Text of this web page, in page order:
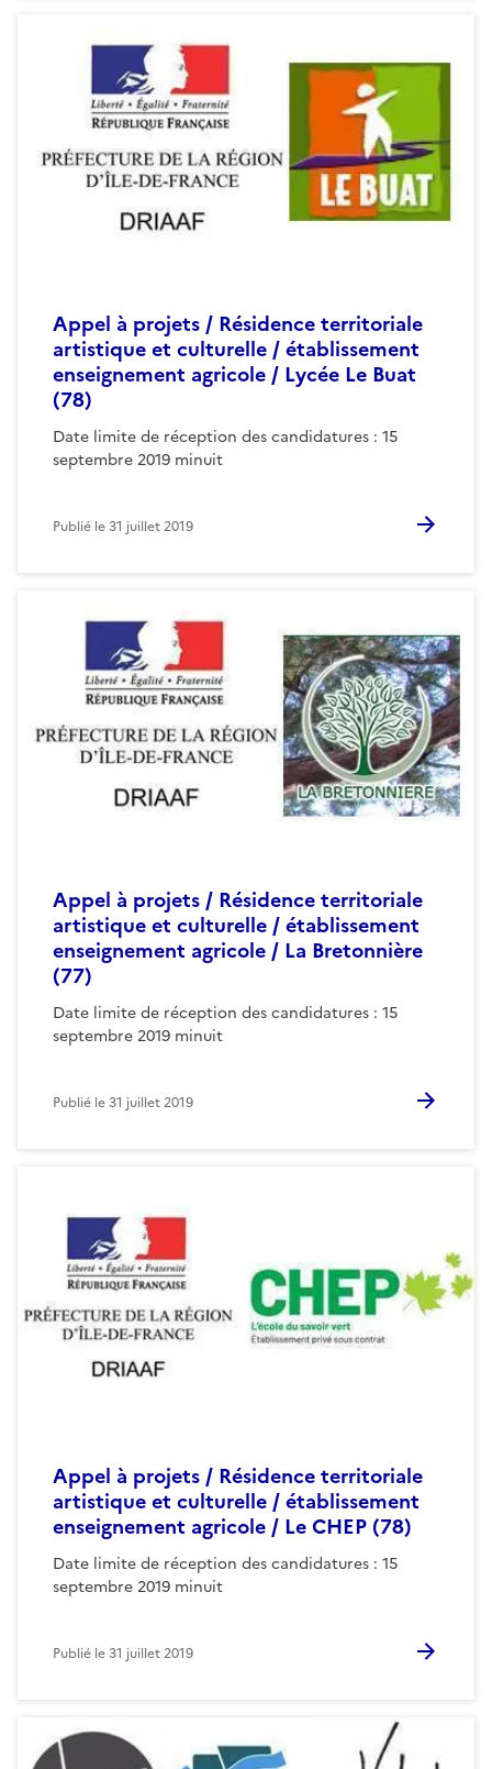
Appel à projets / Résidence territoriale
artistique et culturelle / établissement
enseignement agricole / Lycée Le Buat
(78)
Date limite de réception des candidatures : 15
septembre 2019 minuit
Publié le31 juillet 2019
Appel à projets / Résidence territoriale
artistique et culturelle / établissement
enseignement agricole / La Bretonnière
(77)
Date limite de réception des candidatures : 15
septembre 2019 minuit
Publié le31 juillet 2019
Appel à projets / Résidence territoriale
artistique et culturelle / établissement
enseignement agricole / Le CHEP (78)
Date limite de réception des candidatures : 15
septembre 2019 minuit
Publié le31 juillet 2019